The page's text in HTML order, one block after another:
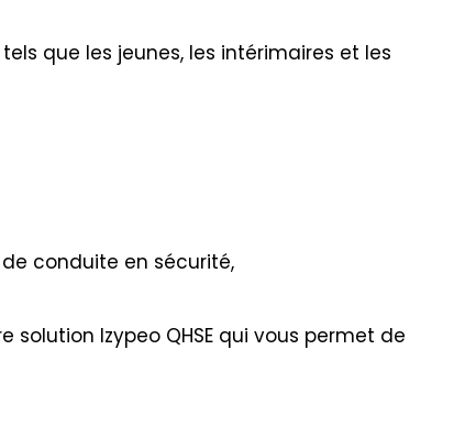
que les jeunes, les intérimaires et les
conduite en sécurité,
Izypeo QHSE qui vous permet de